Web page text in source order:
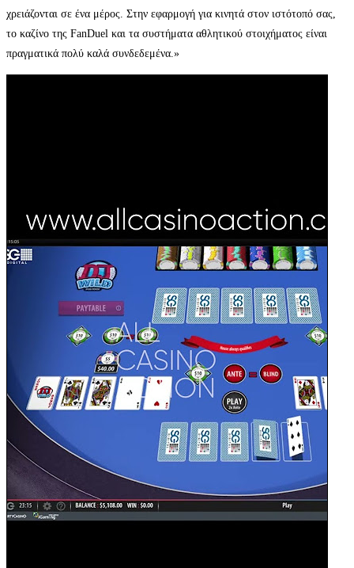
χρειάζονται σε ένα μέρος. Στην εφαρμογή για κινητά στον ιστότοπό σας,
το καζίνο της FanDuel και τα συστήματα αθλητικού στοιχήματος είναι
πραγματικά πολύ καλά συνδεδεμένα.»